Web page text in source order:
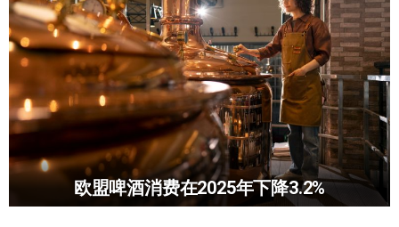
欧盟啤酒消费在2025年下降3.2%